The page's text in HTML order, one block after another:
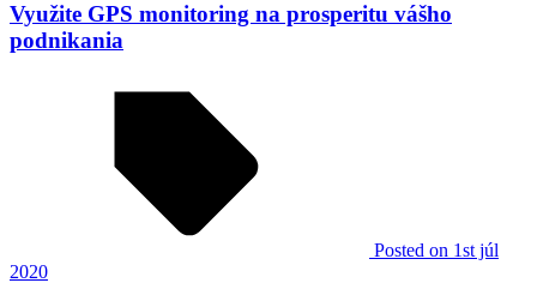
Využite GPS monitoring na prosperitu vášho
podnikania
Posted on 1st júl
2020